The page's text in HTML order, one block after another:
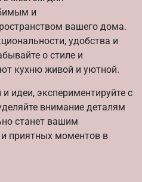
и
вашего дома.
удобства и
о стиле и
кухню живой и уютной.
идеи, экспериментируйте с
внимание деталям
станет вашим
приятных моментов в